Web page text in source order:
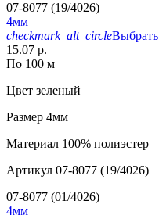
07-8077 (19/4026)
4мм
checkmark_alt_circleВыбрать
15.07 р.
По 100 м
Цвет зеленый
Размер 4мм
Материал 100% полиэстер
Артикул 07-8077 (19/4026)
07-8077 (01/4026)
4мм